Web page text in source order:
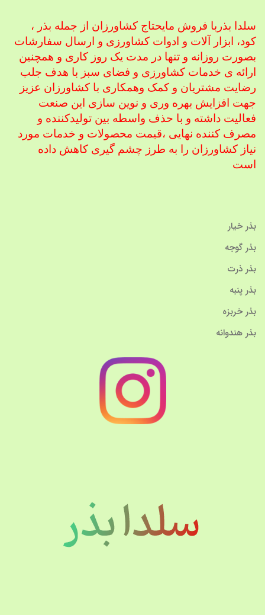
سلدا بذربا فروش مایحتاج کشاورزان از جمله بذر ،
کود، ابزار آلات و ادوات کشاورزی و ارسال سفارشات
بصورت روزانه و تنها در مدت یک روز کاری و همچنین
ارائه ی خدمات کشاورزی و فضای سبز با هدف جلب
رضایت مشتریان و کمک وهمکاری با کشاورزان عزیز
جهت افزایش بهره وری و نوین سازی این صنعت
فعالیت داشته و با حذف واسطه بین تولیدکننده و
مصرف کننده نهایی ،قیمت محصولات و خدمات مورد
نیاز کشاورزان را به طرز چشم گیری کاهش داده
است
بذر خیار
بذر گوجه
بذر ذرت
بذر پنبه
بذر خربزه
بذر هندوانه